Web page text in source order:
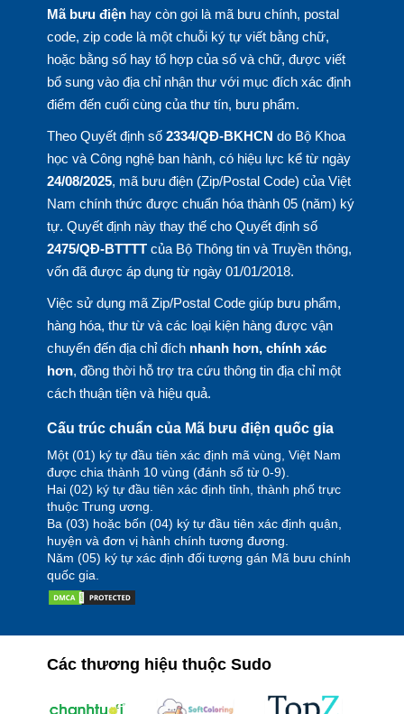
Mã bưu điệnhay còn gọi là mã bưu chính, postal
code, zip code là một chuỗi ký tự viết bằng chữ,
hoặc bằng số hay tổ hợp của số và chữ, được viết
bổ sung vào địa chỉ nhận thư với mục đích xác định
điểm đến cuối cùng của thư tín, bưu phẩm.
Theo Quyết định số 2334/QĐ-BKHCN do Bộ Khoa
học và Công nghệ ban hành, có hiệu lực kể từ ngày
24/08/2025, mã bưu điện (Zip/Postal Code) của Việt
Nam chính thức được chuẩn hóa thành 05 (năm) ký
tự. Quyết định này thay thế cho Quyết định số
2475/QĐ-BTTTTcủa Bộ Thông tin và Truyền thông,
vốn đã được áp dụng từ ngày 01/01/2018.
Việc sử dụng mã Zip/Postal Code giúp bưu phẩm,
hàng hóa, thư từ và các loại kiện hàng được vận
chuyển đến địa chỉ đích nhanh hơn, chính xác
hơn, đồng thời hỗ trợ tra cứu thông tin địa chỉ một
cách thuận tiện và hiệu quả.
Cấu trúc chuẩn của Mã bưu điện quốc gia
Một (01) ký tự đầu tiên xác định mã vùng, Việt Nam
được chia thành 10 vùng (đánh số từ 0-9).
Hai (02) ký tự đầu tiên xác định tỉnh, thành phố trực
thuộc Trung ương.
Ba (03) hoặc bốn (04) ký tự đầu tiên xác định quận,
huyện và đơn vị hành chính tương đương.
Năm (05) ký tự xác định đối tượng gán Mã bưu chính
quốc gia.
Các thương hiệu thuộc Sudo